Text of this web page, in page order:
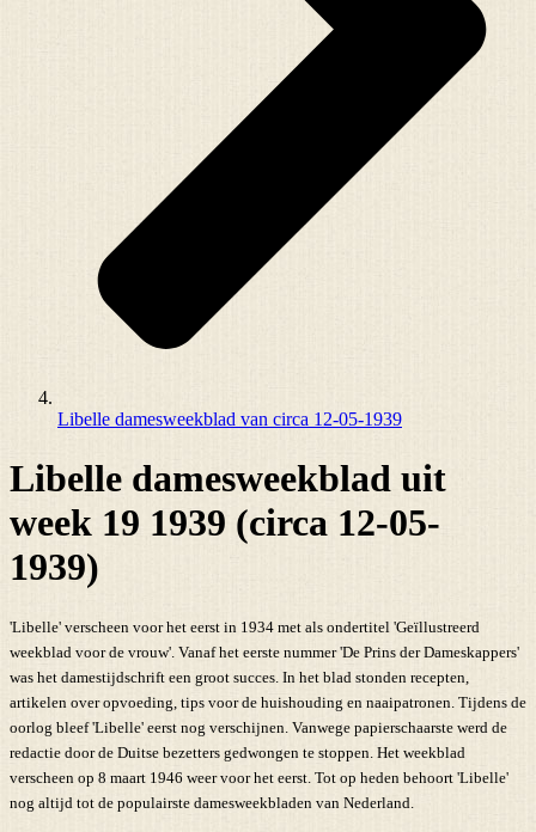
Libelle damesweekblad van circa 12-05-1939
Libelle damesweekblad uit
week 19 1939 (circa 12-05-
1939)
'Libelle' verscheen voor het eerst in 1934 met als ondertitel 'Geïllustreerd
weekblad voor de vrouw'. Vanaf het eerste nummer 'De Prins der Dameskappers'
was het damestijdschrift een groot succes. In het blad stonden recepten,
artikelen over opvoeding, tips voor de huishouding en naaipatronen. Tijdens de
oorlog bleef 'Libelle' eerst nog verschijnen. Vanwege papierschaarste werd de
redactie door de Duitse bezetters gedwongen te stoppen. Het weekblad
verscheen op 8 maart 1946 weer voor het eerst. Tot op heden behoort 'Libelle'
nog altijd tot de populairste damesweekbladen van Nederland.